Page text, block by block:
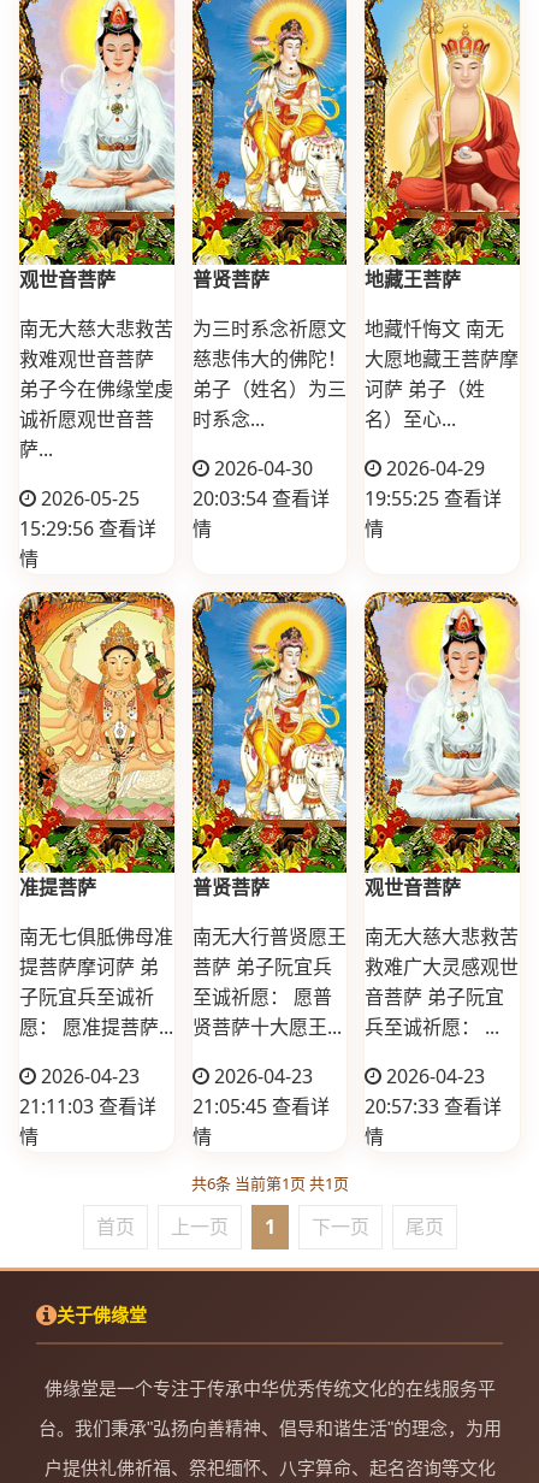
观世音菩萨
南无大慈大悲救苦
救难观世音菩萨
弟子今在佛缘堂虔
诚祈愿观世音菩
萨...
2026-05-25
15:29:56查看详
情
普贤菩萨
为三时系念祈愿文
慈悲伟大的佛陀！
弟子（姓名）为三
时系念...
2026-04-30
20:03:54查看详
情
地藏王菩萨
地藏忏悔文 南无
大愿地藏王菩萨摩
诃萨 弟子（姓
名）至心...
2026-04-29
19:55:25查看详
情
准提菩萨
南无七俱胝佛母准
提菩萨摩诃萨 弟
子阮宜兵至诚祈
愿： 愿准提菩萨...
2026-04-23
21:11:03查看详
情
普贤菩萨
南无大行普贤愿王
菩萨 弟子阮宜兵
至诚祈愿： 愿普
贤菩萨十大愿王...
2026-04-23
21:05:45查看详
情
观世音菩萨
南无大慈大悲救苦
救难广大灵感观世
音菩萨 弟子阮宜
兵至诚祈愿： ...
2026-04-23
20:57:33查看详
情
共6条 当前第1页 共1页
首页 上一页 1 下一页 尾页
关于佛缘堂
佛缘堂是一个专注于传承中华优秀传统文化的在线服务平
台。我们秉承"弘扬向善精神、倡导和谐生活"的理念，为用
户提供礼佛祈福、祭祀缅怀、八字算命、起名咨询等文化